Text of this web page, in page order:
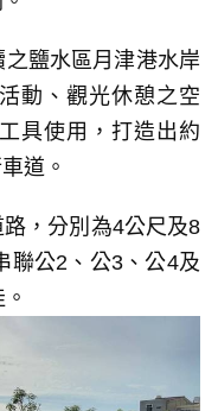
鹽水區月津港水岸
動、觀光休憩之空
具使用，打造出約
道。
，分別為4公尺及8
聯公2、公3、公4及